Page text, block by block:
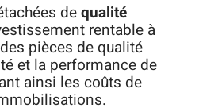
dequalité
rentable à
pièces de qualité
et la performance de
ainsi les coûts de